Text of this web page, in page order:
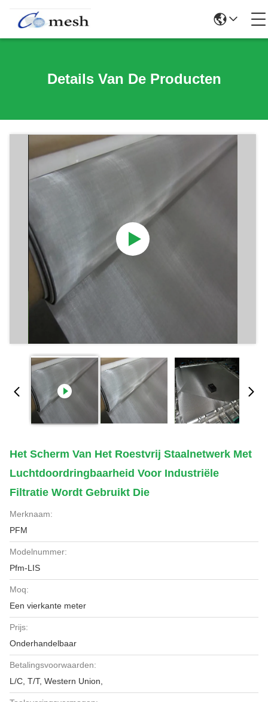
Details Van De Producten
Het Scherm Van Het Roestvrij Staalnetwerk Met
Luchtdoordringbaarheid Voor Industriële
Filtratie Wordt Gebruikt Die
Merknaam:
PFM
Modelnummer:
Pfm-LIS
Moq:
Een vierkante meter
Prijs:
Onderhandelbaar
Betalingsvoorwaarden:
L/C, T/T, Western Union,